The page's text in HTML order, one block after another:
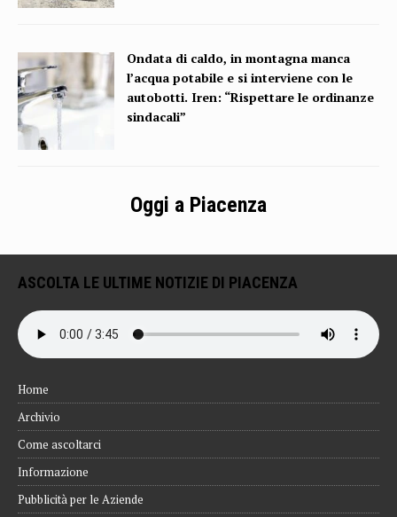
Ondata di caldo, in montagna manca
l’acqua potabile e si interviene con le
autobotti. Iren: “Rispettare le ordinanze
sindacali”
Oggi a Piacenza
ASCOLTA LE ULTIME NOTIZIE DI PIACENZA
Home
Archivio
Come ascoltarci
Informazione
Pubblicità per le Aziende